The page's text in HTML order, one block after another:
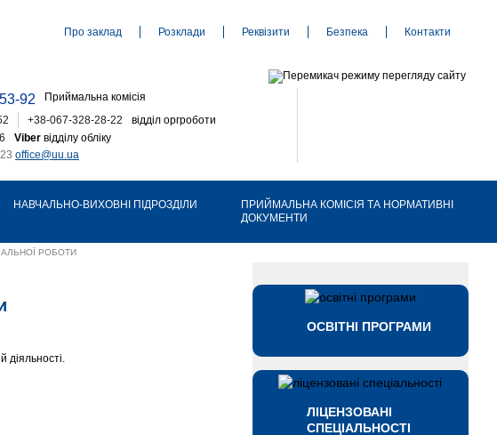
Про заклад Розклади Реквізити Безпека Контакти
92
Приймальна комісія
відділ оргроботи
+38-067-328-28-22
Viber відділу обліку
office@uu.ua
НАВЧАЛЬНО-ВИХОВНІ ПІДРОЗДІЛИ
ПРИЙМАЛЬНА КОМІСІЯ ТА НОРМАТИВНІ
ДОКУМЕНТИ
РОБОТИ
ОСВІТНІ ПРОГРАМИ
ЛІЦЕНЗОВАНІ
СПЕЦІАЛЬНОСТІ
діяльності.